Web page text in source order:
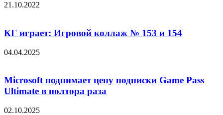
21.10.2022
КГ играет: Игровой коллаж № 153 и 154
04.04.2025
Microsoft поднимает цену подписки Game Pass
Ultimate в полтора раза
02.10.2025